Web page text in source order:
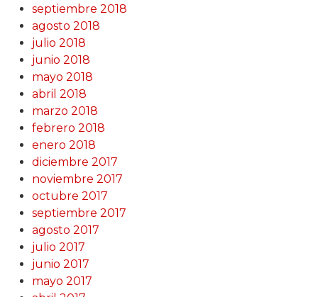
septiembre 2018
agosto 2018
julio 2018
junio 2018
mayo 2018
abril 2018
marzo 2018
febrero 2018
enero 2018
diciembre 2017
noviembre 2017
octubre 2017
septiembre 2017
agosto 2017
julio 2017
junio 2017
mayo 2017